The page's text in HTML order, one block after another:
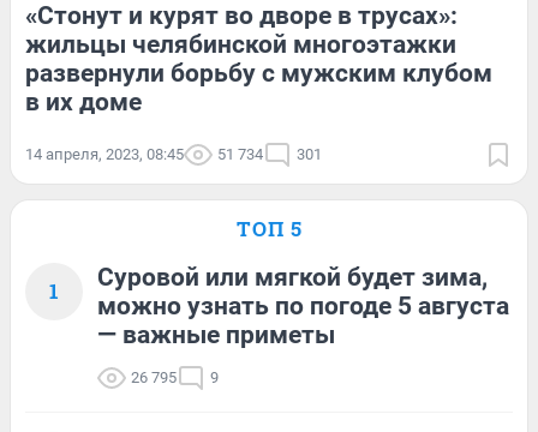
«Стонут и курят во дворе в трусах»:
жильцы челябинской многоэтажки
развернули борьбу с мужским клубом
в их доме
14 апреля, 2023, 08:45 51 734 301
ТОП 5
1
Суровой или мягкой будет зима,
можно узнать по погоде 5 августа
— важные приметы
26 795 9